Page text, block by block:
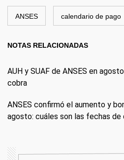
ANSES calendario de pago
NOTAS RELACIONADAS
AUH y SUAF de ANSES en
cobra
ANSES confirmó el aumento y
agosto: cuáles son las fechas de